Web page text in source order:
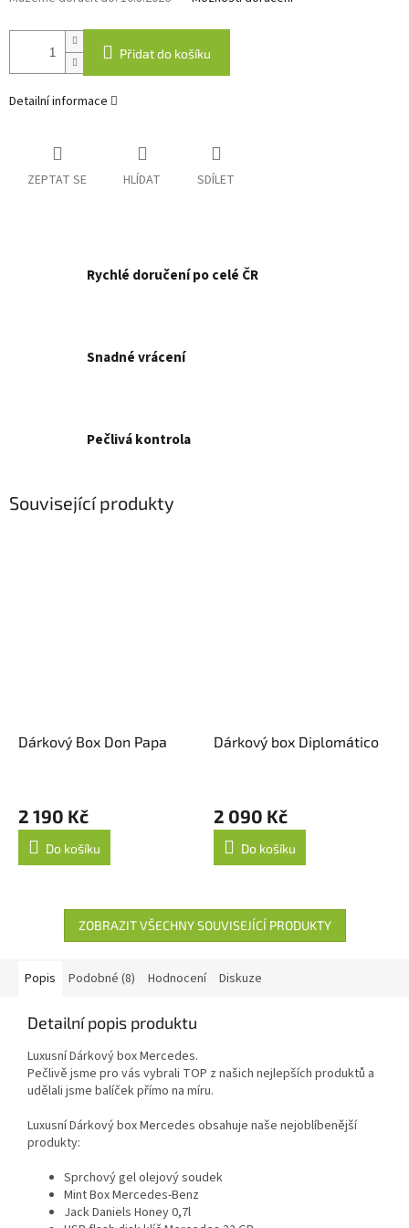
Přidat do košíku
Detailní informace
ZEPTAT SE HLÍDAT SDÍLET
Rychlé doručení po celé ČR
Snadné vrácení
Pečlivá kontrola
Související produkty
Dárkový Box Don Papa
2 190 Kč
Do košíku
Dárkový box Diplomático
2 090 Kč
Do košíku
ZOBRAZIT VŠECHNY SOUVISEJÍCÍ PRODUKTY
Popis Podobné (8) Hodnocení Diskuze
Detailní popis produktu
Luxusní Dárkový box Mercedes.
Pečlivě jsme pro vás vybrali TOP z našich nejlepších produktů a
udělali jsme balíček přímo na míru.
Luxusní Dárkový box Mercedes obsahuje naše nejoblíbenější
produkty:
Sprchový gel olejový soudek
Mint Box Mercedes-Benz
Jack Daniels Honey 0,7l